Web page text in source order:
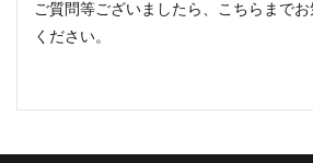
ご質問等ございましたら、こちらまでお
ください。